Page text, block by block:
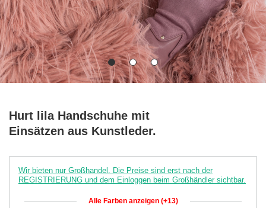
Hurt lila Handschuhe mit
Einsätzen aus Kunstleder.
Wir bieten nur Großhandel. Die Preise sind erst nach der
REGISTRIERUNG und dem Einloggen beim Großhändler sichtbar.
Alle Farben anzeigen (+13)